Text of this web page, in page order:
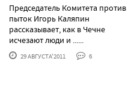
Председатель Комитета против
пыток Игорь Каляпин
рассказывает, как в Чечне
исчезают люди и ......
29 АВГУСТА'2011 6